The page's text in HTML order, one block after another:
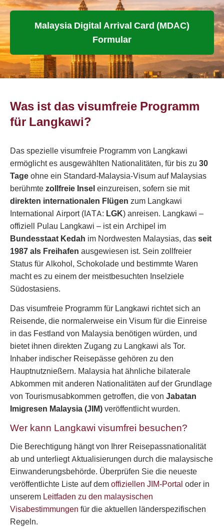
Malaysia Digital Arrival Card (MDAC)
Formular
Was ist das visumfreie Programm
für Langkawi?
Das spezielle visumfreie Programm von Langkawi
ermöglicht es ausgewählten Nationalitäten, für bis zu 30
Tageohne ein Standard-Malaysia-Visum auf Malaysias
berühmtezollfreie Inseleinzureisen, sofern sie mit
direkten internationalen Flügen zum Langkawi
International Airport (IATA: LGK) anreisen. Langkawi –
offiziell Pulau Langkawi – ist ein Archipel im
Bundesstaat Kedah im Nordwesten Malaysias, dasseit
1987 als Freihafen ausgewiesen ist. Sein zollfreier
Status für Alkohol, Schokolade und bestimmte Waren
macht es zu einem der meistbesuchten Inselziele
Südostasiens.
Das visumfreie Programm für Langkawi richtet sich an
Reisende, die normalerweise ein Visum für die Einreise
in das Festland von Malaysia benötigen würden, und
bietet ihnen direkten Zugang zu Langkawi als Tor.
Inhaber indischer Reisepässe gehören zu den
Hauptnutznießern. Malaysia hat ähnliche bilaterale
Abkommen mit anderen Nationalitäten auf der Grundlage
von Tourismusabkommen getroffen, die von Jabatan
Imigresen Malaysia (JIM)veröffentlicht wurden.
Wer kann Langkawi visumfrei besuchen?
Die Berechtigung hängt von Ihrer Reisepassnationalität
ab und unterliegt Aktualisierungen durch die malaysische
Einwanderungsbehörde. Überprüfen Sie die neueste
veröffentlichte Liste auf demoffiziellen JIM-Portal oder in
unserem Leitfaden zu den malaysischen
Visabestimmungen für die aktuellen länderspezifischen
Regeln.